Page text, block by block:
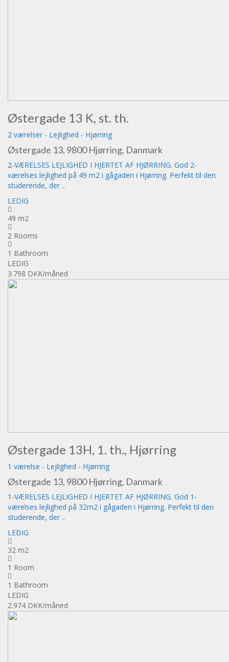
Østergade 13 K, st. th.
2 værelser - Lejlighed - Hjørring
Østergade 13, 9800 Hjørring, Danmark
2-VÆRELSES LEJLIGHED I HJERTET AF HJØRRING. God 2-
værelses lejlighed på 49 m2 i gågaden i Hjørring. Perfekt til den
studerende, der ..
LEDIG
49 m2
2 Rooms
1 Bathroom
LEDIG
3.798 DKK/måned
Østergade 13H, 1. th., Hjørring
1 værelse - Lejlighed - Hjørring
Østergade 13, 9800 Hjørring, Danmark
1-VÆRELSES LEJLIGHED I HJERTET AF HJØRRING. God 1-
værelses lejlighed på 32m2 i gågaden i Hjørring. Perfekt til den
studerende, der ..
LEDIG
32 m2
1 Room
1 Bathroom
LEDIG
2.974 DKK/måned